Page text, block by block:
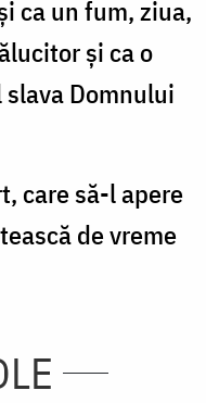
ca un fum, ziua,
şi ca o
Domnului
care să-l apere
de vreme